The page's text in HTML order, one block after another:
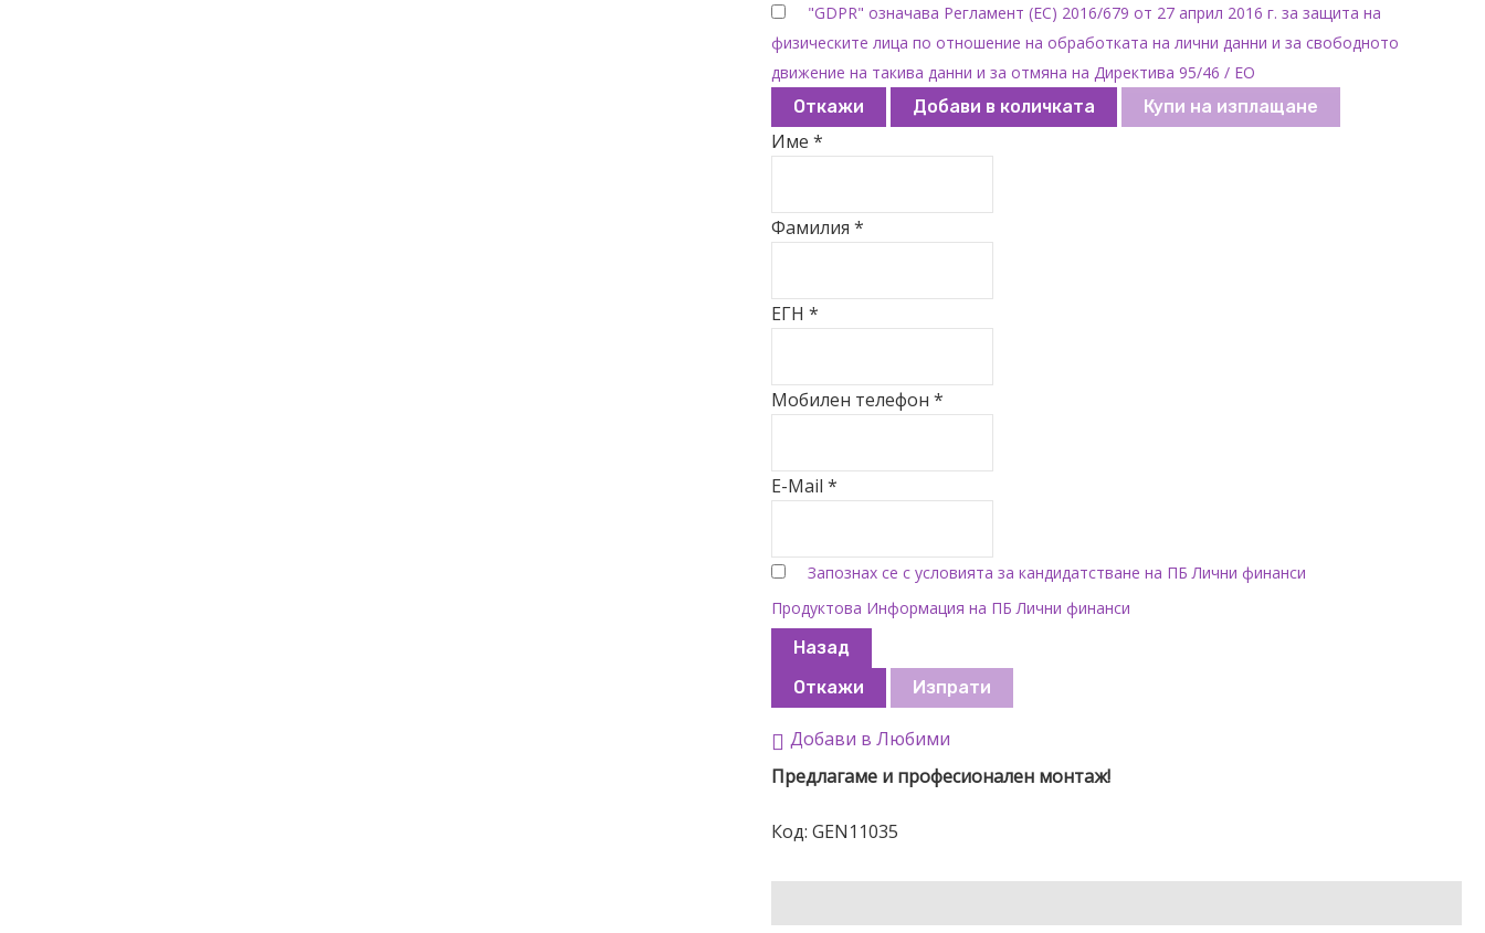
"GDPR" означава Регламент (ЕС) 2016/679 от 27 април 2016 г. за защита на
физическите лица по отношение на обработката на лични данни и за свободното
движение на такива данни и за отмяна на Директива 95/46 / ЕО
Откажи
Добави в количката Купи на изплащане
Име *
Фамилия *
ЕГН *
Мобилен телефон *
E-Mail *
Запознах се с условията за кандидатстване на ПБ Лични финанси
Продуктова Информация на ПБ Лични финанси
Назад
Откажи
Изпрати
Добави в Любими
Предлагаме и професионален монтаж!
Код: GEN11035